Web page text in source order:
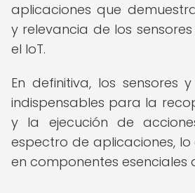
aplicaciones que
y relevancia de los
el IoT.
En definitiva, los sensores
indispensables para la
y la ejecución de
espectro de aplicaciones, lo
en componentes esenciales